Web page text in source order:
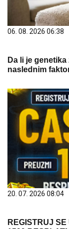
06. 08. 2026 06:38
Da li je
naslednim
20. 07. 2026 08:04
REGISTRUJ